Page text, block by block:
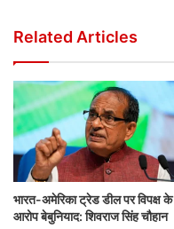
Related Articles
भारत-अमेरिका ट्रेड डील पर विपक्ष के
आरोप बेबुनियाद: शिवराज सिंह चौहान